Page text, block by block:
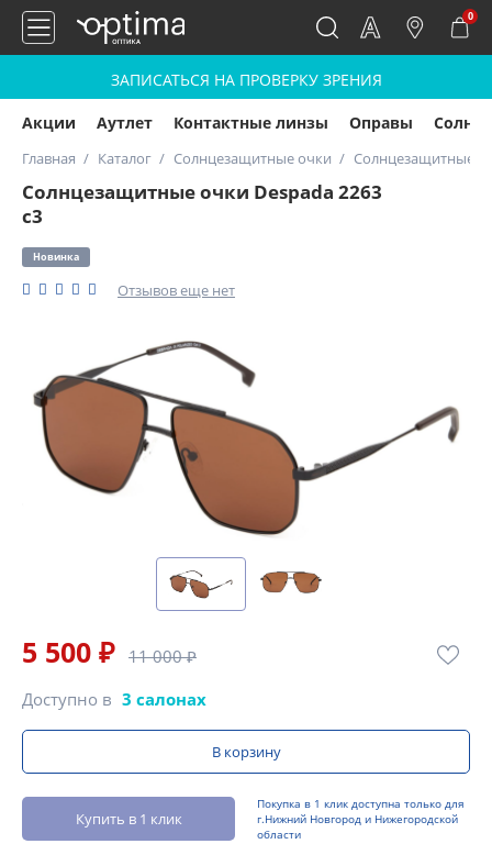
0
ЗАПИСАТЬСЯ НА ПРОВЕРКУ ЗРЕНИЯ
Акции Аутлет Контактные линзы Оправы
Главная Каталог Солнцезащитные очки Солнцезащитные
Солнцезащитные очки Despada 2263
с3
Новинка
Отзывов еще нет
5 500 ₽ 11 000 ₽
Доступно в 3 салонах
В корзину
Купить в 1 клик
Покупка в 1 клик доступна только для
г.Нижний Новгород и Нижегородской
области